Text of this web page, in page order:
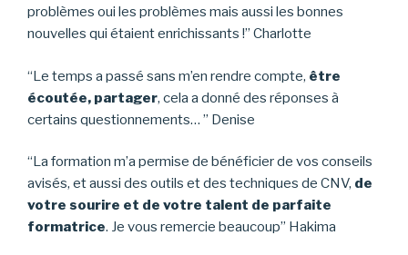
problèmes oui les problèmes mais aussi les bonnes
nouvelles qui étaient enrichissants !” Charlotte
“Le temps a passé sans m’en rendre compte, être
écoutée, partager, cela a donné des réponses à
certains questionnements… ” Denise
“La formation m’a permise de bénéficier de vos conseils
avisés, et aussi des outils et des techniques de CNV, de
votre sourire et de votre talent de parfaite
formatrice. Je vous remercie beaucoup” Hakima